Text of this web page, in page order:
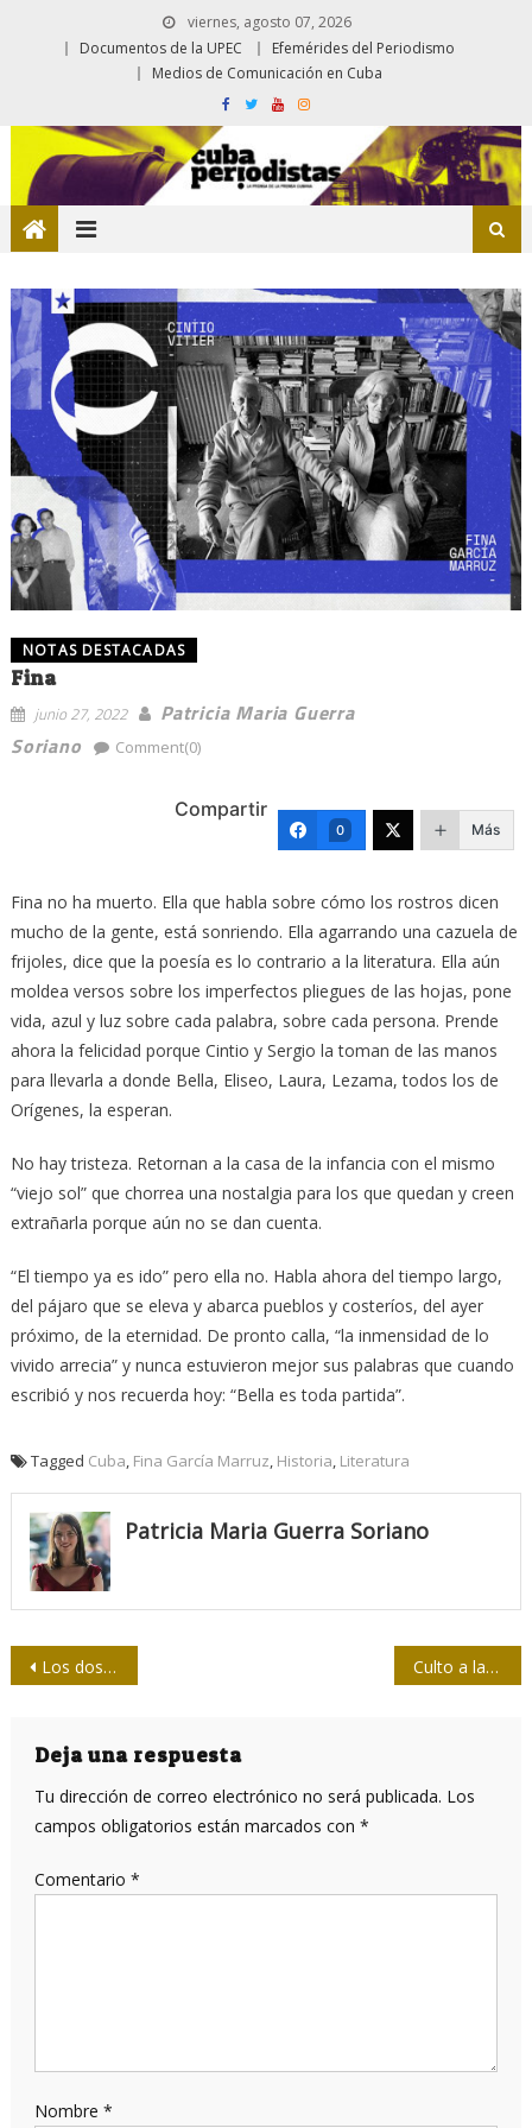
viernes, agosto 07, 2026
Documentos de la UPEC
Efemérides del Periodismo
Medios de Comunicación en Cuba
NOTAS DESTACADAS
Fina
junio 27, 2022
Patricia Maria Guerra
Soriano
Comment(0)
Compartir
0 Más
Fina no ha muerto. Ella que habla sobre cómo los rostros dicen
mucho de la gente, está sonriendo. Ella agarrando una cazuela de
frijoles, dice que la poesía es lo contrario a la literatura. Ella aún
moldea versos sobre los imperfectos pliegues de las hojas, pone
vida, azul y luz sobre cada palabra, sobre cada persona. Prende
ahora la felicidad porque Cintio y Sergio la toman de las manos
para llevarla a donde Bella, Eliseo, Laura, Lezama, todos los de
Orígenes, la esperan.
No hay tristeza. Retornan a la casa de la infancia con el mismo
“viejo sol” que chorrea una nostalgia para los que quedan y creen
extrañarla porque aún no se dan cuenta.
“El tiempo ya es ido” pero ella no. Habla ahora del tiempo largo,
del pájaro que se eleva y abarca pueblos y costeríos, del ayer
próximo, de la eternidad. De pronto calla, “la inmensidad de lo
vivido arrecia” y nunca estuvieron mejor sus palabras que cuando
escribió y nos recuerda hoy: “Bella es toda partida”.
Tagged Cuba Fina García Marruz Historia Literatura
Patricia Maria Guerra Soriano
Navegación
entradas
Los doscientos reportajes de Pino Santos Culto a la arbitrariedad
Deja una respuesta
Tu dirección de correo electrónico no será publicada. Los
campos obligatorios están marcados con *
Comentario *
Nombre *